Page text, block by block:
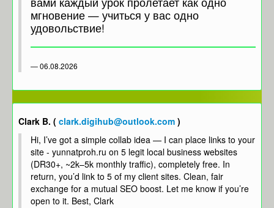
мгновение — учиться у вас одно
удовольствие!
06.08.2026
Clark B. ( clark.digihub@outlook.com )
Hi, I’ve got a simple collab idea — I can place links to your
site - yunnatproh.ru on 5 legit local business websites
(DR30+, ~2k–5k monthly traffic), completely free. In
return, you’d link to 5 of my client sites. Clean, fair
exchange for a mutual SEO boost. Let me know if you’re
open to it. Best, Clark